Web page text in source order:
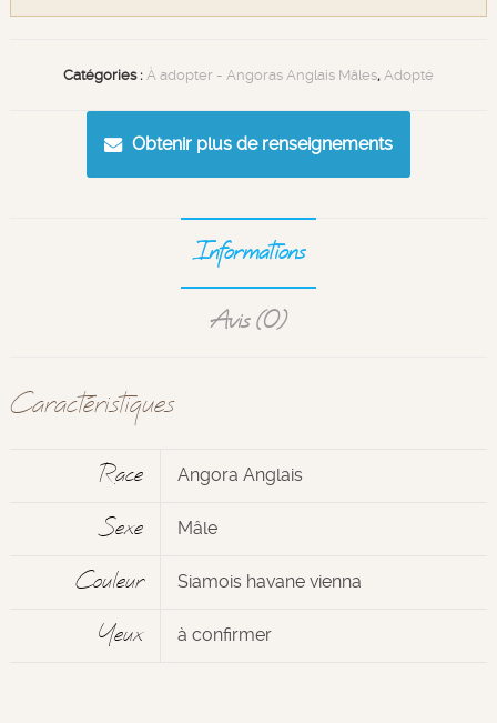
Catégories : À adopter - Angoras Anglais Mâles, Adopté
Obtenir plus de renseignements
Informations
Avis (0)
Caractéristiques
Race Angora Anglais
Sexe Mâle
Couleur Siamois havane vienna
Yeux à confirmer